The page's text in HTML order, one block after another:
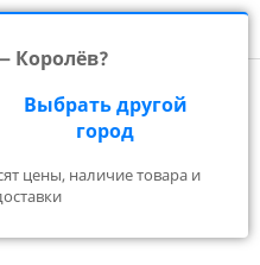
Королёв?
Выбрать другой
город
цены, наличие товара и
кондиционеры